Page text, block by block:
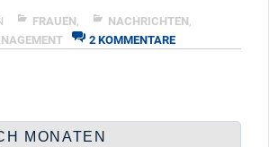
FRAUEN, NACHRICHTEN,
2 KOMMENTAREZU
AUF
MONATEN